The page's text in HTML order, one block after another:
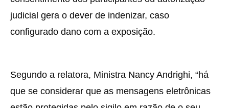
judicial gera o dever de indenizar, caso
configurado dano com a exposição.
Segundo a relatora, Ministra Nancy Andrighi, “há
que se considerar que as mensagens eletrônicas